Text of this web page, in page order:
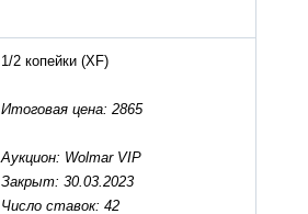
1/2 копейки (XF)
Итоговая цена: 2865
Аукцион: Wolmar VIP
Закрыт: 30.03.2023
Число ставок: 42